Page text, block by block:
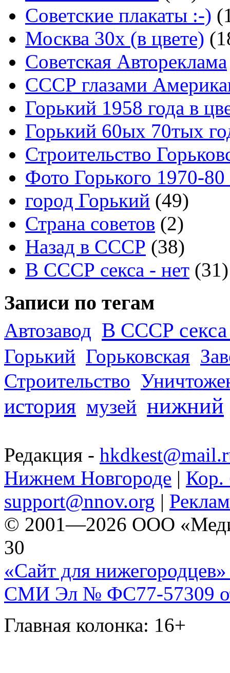
Советские плакаты :-)
Москва 30x (в цвете)
Советская Автореклама
СССР глазами
Горький 1958 года в
Горький 60ых 70тых
Строительство
Фото Горького 1970-80
город Горький (49)
Страна советов (2)
Назад в СССР (38)
В СССР секса - нет (31)
Записи по тегам
Автозавод В СССР секса
Горький Горьковская
Строительство
история музей нижний
Редакция -
Нижнем Новгороде | Кор.
support@nnov.org |
© 2001—2026 ООО
30
«Сайт для нижегородцев»
СМИ Эл № ФС77-57309
Главная колонка: 16+